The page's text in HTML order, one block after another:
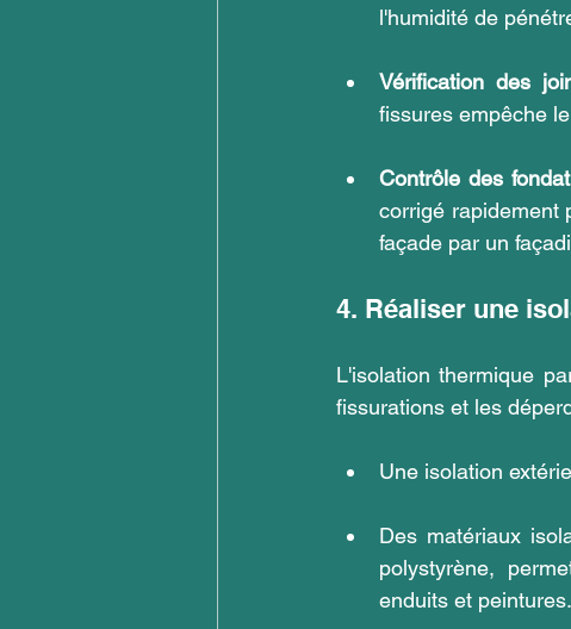
l'humidité de
Vérification des
fissures empêche
Contrôle des
corrigé rapidement
façade par un
4. Réaliser une
L'isolation thermique
fissurations et les
Une isolation
Des matériaux
polystyrène,
enduits et peintures.